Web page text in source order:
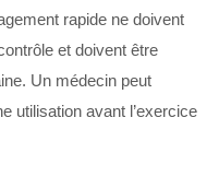
rapide ne doivent
et doivent être
Un médecin peut
utilisation avant l’exercice